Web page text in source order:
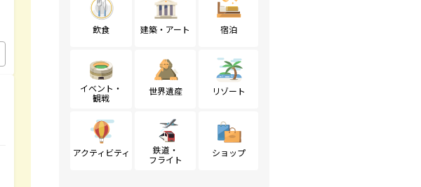
飲食 建築・アート 宿泊
イベント・
観戦
世界遺産 リゾート
アクティビティ
鉄道・
フライト
ショップ